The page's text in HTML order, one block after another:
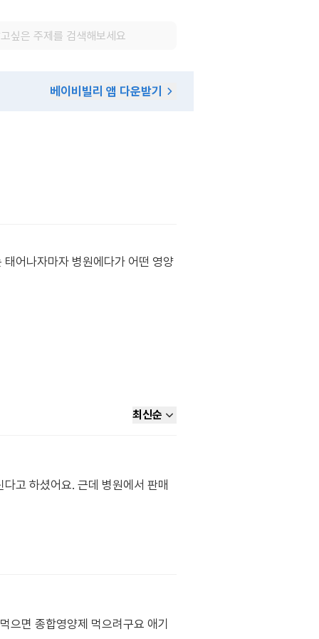
베이비빌리 앱 다운받기
어나자마자 병원에다가 어떤 영양
최신순
고 하셨어요. 근데 병원에서 판매
으면 종합영양제 먹으려구요 애기